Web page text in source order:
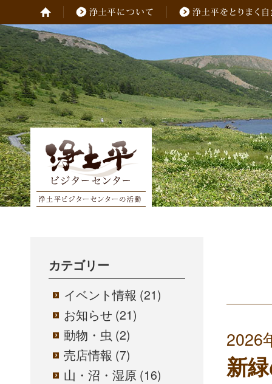
カテゴリー
イベント情報 (21)
お知らせ (21)
動物・虫 (2)
売店情報 (7)
山・沼・湿原 (16)
2026
新